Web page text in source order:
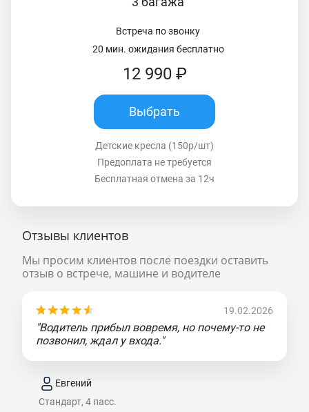
Встреча по звонку
20 мин. ожидания бесплатно
12 990 ₽
Выбрать
Детские кресла (150р/шт)
Предоплата не требуется
Бесплатная отмена за 12ч
Отзывы клиентов
Мы просим клиентов после поездки оставить
отзыв о встрече, машине и водителе
19.02.2026
"Водитель прибыл вовремя, но почему-то не
позвонил, ждал у входа."
Евгений
Стандарт, 4 пасс.